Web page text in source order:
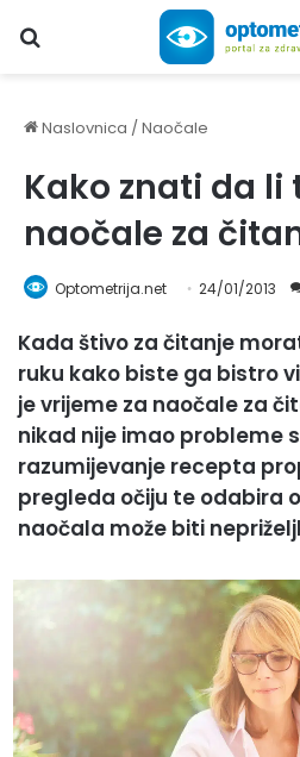
Upiši traženi pojam...
Naslovnica /Naočale
Kako znati da li
naočale za
Optometrija.net 24/01/2013
Kada štivo za čitanje
ruku kako biste ga bistro
je vrijeme za naočale za
nikad nije imao probleme
razumijevanje recepta
pregleda očiju te odabira
naočala može biti